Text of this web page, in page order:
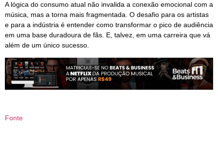
A lógica do consumo atual não invalida a conexão emocional com a
música, mas a torna mais fragmentada. O desafio para os artistas
e para a indústria é entender como transformar o pico de audiência
em uma base duradoura de fãs. E, talvez, em uma carreira que vá
além de um único sucesso.
Fonte